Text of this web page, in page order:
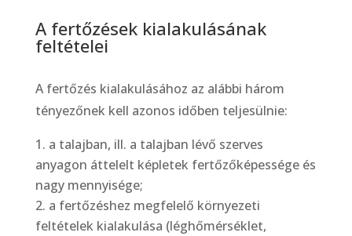
A fertőzések kialakulásának
feltételei
A fertőzés kialakulásához az alábbi három
tényezőnek kell azonos időben teljesülnie:
a talajban, ill. a talajban lévő szerves
anyagon áttelelt képletek fertőzőképessége és
nagy mennyisége;
a fertőzéshez megfelelő környezeti
feltételek kialakulása (léghőmérséklet,